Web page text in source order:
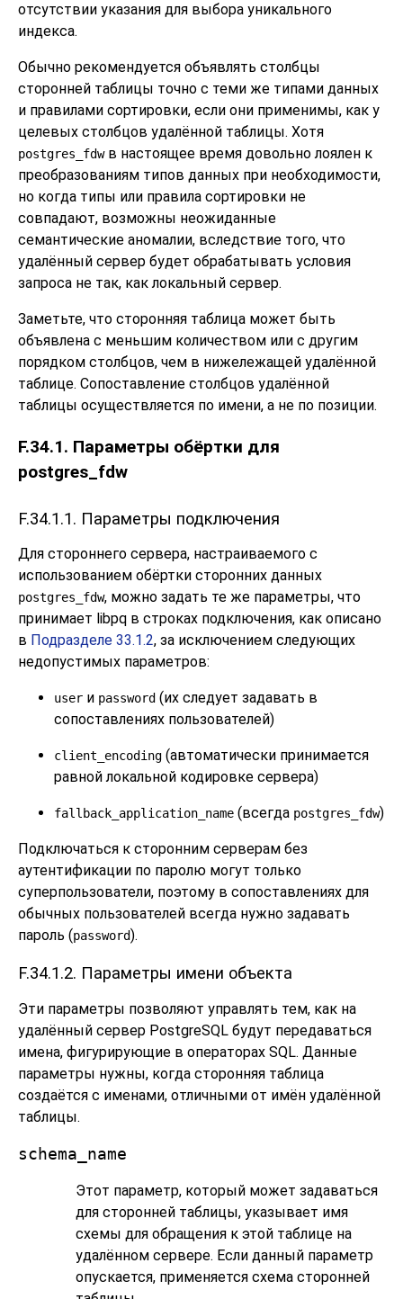
отсутствии указания для выбора уникального
индекса.
Обычно рекомендуется объявлять столбцы
сторонней таблицы точно с теми же типами данных
и правилами сортировки, если они применимы, как у
целевых столбцов удалённой таблицы. Хотя
postgres_fdwв настоящее время довольно лоялен к
преобразованиям типов данных при необходимости,
но когда типы или правила сортировки не
совпадают, возможны неожиданные
семантические аномалии, вследствие того, что
удалённый сервер будет обрабатывать условия
запроса не так, как локальный сервер.
Заметьте, что сторонняя таблица может быть
объявлена с меньшим количеством или с другим
порядком столбцов, чем в нижележащей удалённой
таблице. Сопоставление столбцов удалённой
таблицы осуществляется по имени, а не по позиции.
F.34.1. Параметры обёртки для
postgres_fdw
F.34.1.1. Параметры подключения
Для стороннего сервера, настраиваемого с
использованием обёртки сторонних данных
postgres_fdw, можно задать те же параметры, что
принимает libpq в строках подключения, как описано
в Подразделе 33.1.2, за исключением следующих
недопустимых параметров:
user и password (их следует задавать в
сопоставлениях пользователей)
client_encoding (автоматически принимается
равной локальной кодировке сервера)
fallback_application_name (всегда postgres_fdw)
Подключаться к сторонним серверам без
аутентификации по паролю могут только
суперпользователи, поэтому в сопоставлениях для
обычных пользователей всегда нужно задавать
пароль (password).
F.34.1.2. Параметры имени объекта
Эти параметры позволяют управлять тем, как на
удалённый сервер PostgreSQL будут передаваться
имена, фигурирующие в операторах SQL. Данные
параметры нужны, когда сторонняя таблица
создаётся с именами, отличными от имён удалённой
таблицы.
schema_name
Этот параметр, который может задаваться
для сторонней таблицы, указывает имя
схемы для обращения к этой таблице на
удалённом сервере. Если данный параметр
опускается, применяется схема сторонней